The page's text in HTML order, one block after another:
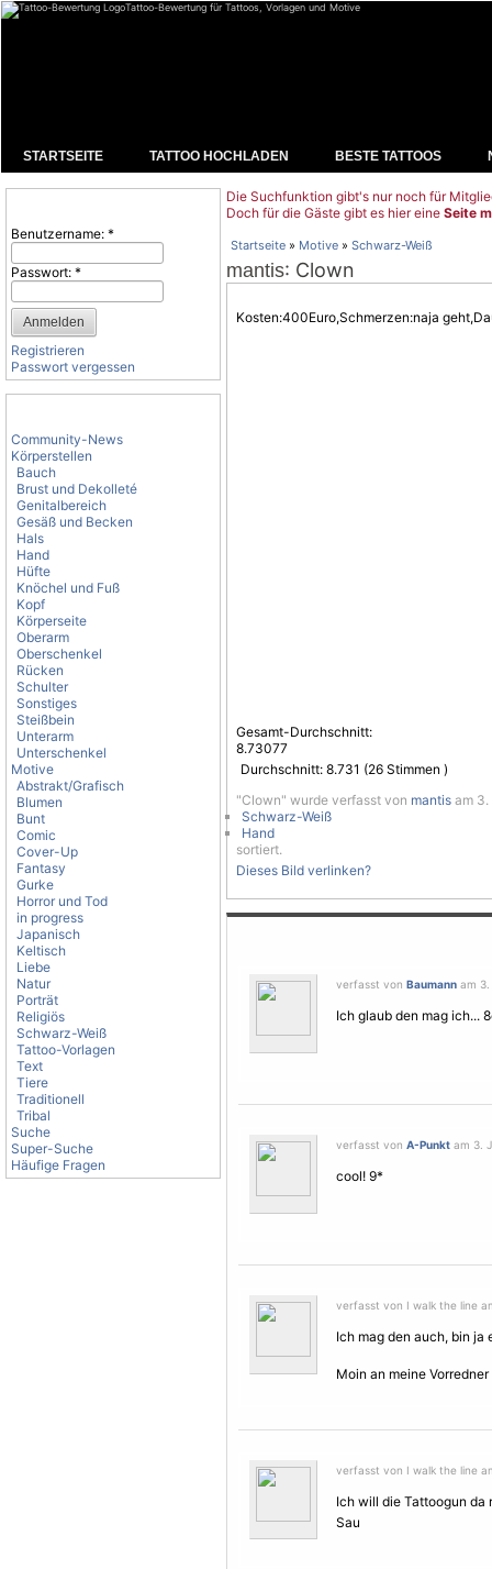
Tattoo-Bewertung für Tattoos, Vorlagen und Motive
STARTSEITE TATTOO HOCHLADEN BESTE TATTOOS
Benutzername: *
Passwort: *
Registrieren
Passwort vergessen
Community-News
Körperstellen
Bauch
Brust und Dekolleté
Genitalbereich
Gesäß und Becken
Hals
Hand
Hüfte
Knöchel und Fuß
Kopf
Körperseite
Oberarm
Oberschenkel
Rücken
Schulter
Sonstiges
Steißbein
Unterarm
Unterschenkel
Motive
Abstrakt/Grafisch
Blumen
Bunt
Comic
Cover-Up
Fantasy
Gurke
Horror und Tod
in progress
Japanisch
Keltisch
Liebe
Natur
Porträt
Religiös
Schwarz-Weiß
Tattoo-Vorlagen
Text
Tiere
Traditionell
Tribal
Suche
Super-Suche
Häufige Fragen
Die Suchfunktion gibt's nur noch für
Doch für die Gäste gibt es hier eine Seite
Startseite » Motive » Schwarz-Weiß
mantis: Clown
Kosten:400Euro,Schmerzen:naja
Gesamt-Durchschnitt:
8.73077
Durchschnitt: 8.731 (26 Stimmen )
"Clown" wurde verfasst von mantis am 3.
Schwarz-Weiß
Hand
sortiert.
Dieses Bild verlinken?
verfasst von Baumann am 3.
Ich glaub den mag ich...
verfasst von A-Punkt am 3.
cool! 9*
verfasst von I walk the line
Ich mag den auch, bin ja
Moin an meine Vorredner
verfasst von I walk the line
Ich will die Tattoogun
Sau